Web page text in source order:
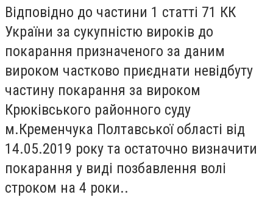
Відповідно до частини 1 статті 71 КК
України за сукупністю вироків до
покарання призначеного за даним
вироком частково приєднати невідбуту
частину покарання за вироком
Крюківського районного суду
м.Кременчука Полтавської області від
14.05.2019 року та остаточно визначити
покарання у виді позбавлення волі
строком на 4 роки..